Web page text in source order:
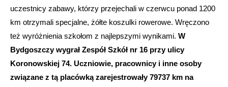
uczestnicy zabawy, którzy przejechali w czerwcu ponad 1200
km otrzymali specjalne, żółte koszulki rowerowe. Wręczono
też wyróżnienia szkołom z najlepszymi wynikami. W
Bydgoszczy wygrał Zespół Szkół nr 16 przy ulicy
Koronowskiej 74. Uczniowie, pracownicy i inne osoby
związane z tą placówką zarejestrowały 79737 km na